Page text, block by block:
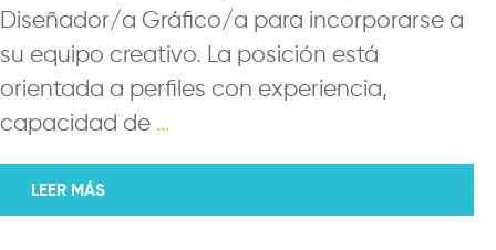
Diseñador/a Gráfico/a para incorporarse a
su equipo creativo. La posición está
orientada a perfiles con experiencia,
capacidad de …
LEER MÁS